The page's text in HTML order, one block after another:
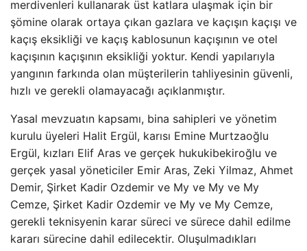
merdivenleri kullanarak üst katlara ulaşmak için bir
şömine olarak ortaya çıkan gazlara ve kaçışın kaçışı ve
kaçış eksikliği ve kaçış kablosunun kaçışının ve otel
kaçışının kaçışının eksikliği yoktur. Kendi yapılarıyla
yangının farkında olan müşterilerin tahliyesinin güvenli,
hızlı ve gerekli olamayacağı açıklanmıştır.
Yasal mevzuatın kapsamı, bina sahipleri ve yönetim
kurulu üyeleri Halit Ergül, karısı Emine Murtzaoğlu
Ergül, kızları Elif Aras ve gerçek hukukibekiroğlu ve
gerçek yasal yöneticiler Emir Aras, Zeki Yilmaz, Ahmet
Demir, Şirket Kadir Ozdemir ve My ve My ve My
Cemze, Şirket Kadir Ozdemir ve My ve My Cemze,
gerekli teknisyenin karar süreci ve sürece dahil edilme
kararı sürecine dahil edilecektir. Oluşulmadıkları